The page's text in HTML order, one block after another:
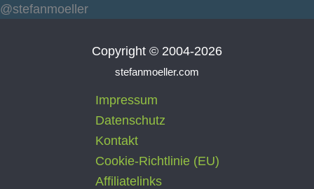
@stefanmoeller
Copyright © 2004-2026
stefanmoeller.com
Impressum
Datenschutz
Kontakt
Cookie-Richtlinie (EU)
Affiliatelinks